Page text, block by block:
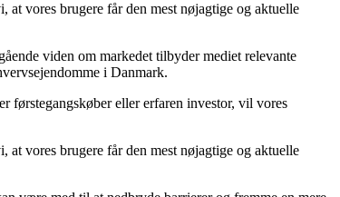
vores brugere får den mest nøjagtige og aktuelle
viden om markedet tilbyder mediet relevante
i Danmark.
førstegangskøber eller erfaren investor, vil vores
vores brugere får den mest nøjagtige og aktuelle